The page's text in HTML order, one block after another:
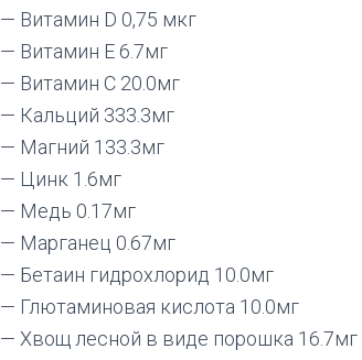
— Витамин D 0,75 мкг
— Витамин Е 6.7мг
— Витамин С 20.0мг
— Кальций 333.3мг
— Магний 133.3мг
— Цинк 1.6мг
— Медь 0.17мг
— Марганец 0.67мг
— Бетаин гидрохлорид 10.0мг
— Глютаминовая кислота 10.0мг
— Хвощ лесной в виде порошка 16.7мг